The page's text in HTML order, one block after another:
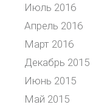
Июль 2016
Апрель 2016
Март 2016
Декабрь 2015
Июнь 2015
Май 2015